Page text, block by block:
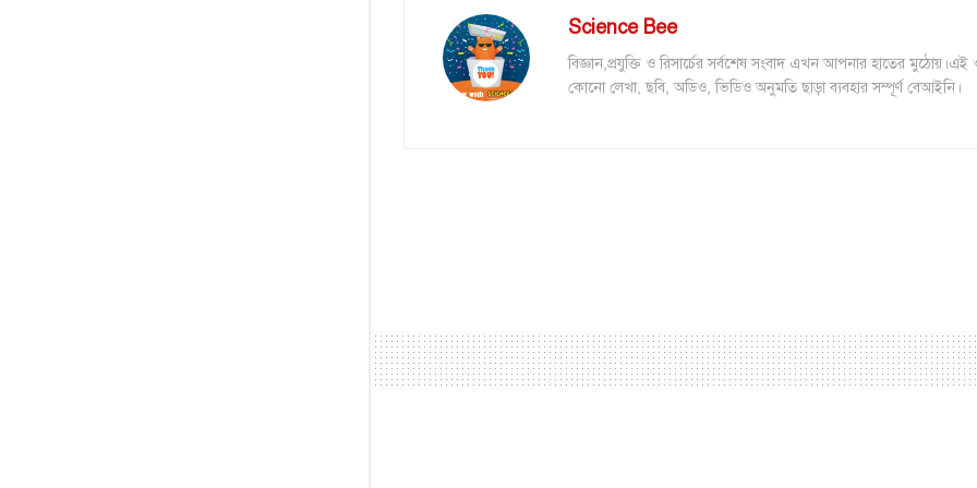
Science Bee
বিজ্ঞান,প্রযুক্তি ও রিসার্চের সর্বশেষ সংবাদ এখন আপনার হাতের মুঠোয়।এই
কোনো লেখা, ছবি, অডিও, ভিডিও অনুমতি ছাড়া ব্যবহার সম্পূর্ণ বেআইনি।